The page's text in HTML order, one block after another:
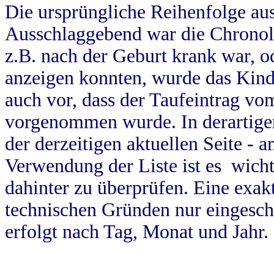
Die ursprüngliche Reihenfolge
Ausschlaggebend war die
z.B. nach der Geburt krank war,
anzeigen konnten, wurde das
auch vor, dass der Taufeintrag
vorgenommen wurde. In
der derzeitigen aktuellen Seite -
Verwendung der Liste ist es
dahinter zu überprüfen. Eine
technischen Gründen nur
erfolgt nach Tag, Monat und Jahr.